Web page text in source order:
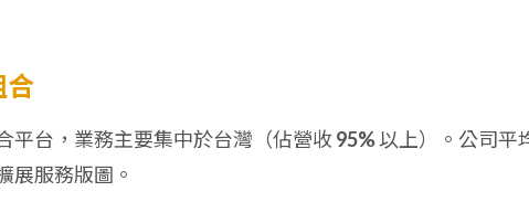
合
平台，業務主要集中於台灣（佔營收95%以上）。公司平
展服務版圖。